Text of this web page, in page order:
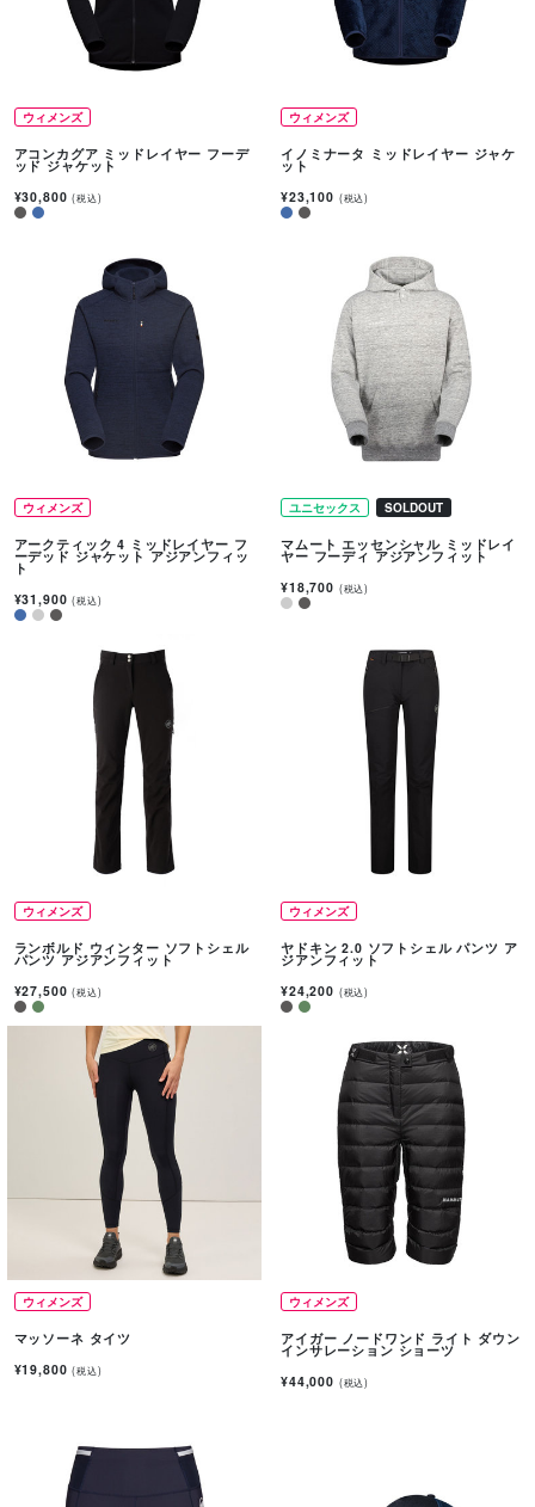
ウィメンズ
アコンカグア ミッドレイヤー フーデ
ッド ジャケット
¥30,800(税込)
ウィメンズ
イノミナータ ミッドレイヤー ジャケ
ット
¥23,100 (税込)
ウィメンズ
アークティック 4 ミッドレイヤー フ
ーデッド ジャケット アジアンフィッ
ト
¥31,900(税込)
ユニセックス SOLDOUT
マムート エッセンシャル ミッドレイ
ヤー フーディ アジアンフィット
¥18,700 (税込)
ウィメンズ
ランボルド ウィンター ソフトシェル
パンツ アジアンフィット
¥27,500(税込)
ウィメンズ
ヤドキン 2.0 ソフトシェル パンツ ア
ジアンフィット
¥24,200 (税込)
ウィメンズ
マッソーネ タイツ
¥19,800(税込)
ウィメンズ
アイガー ノードワンド ライト ダウン
インサレーション ショーツ
¥44,000 (税込)